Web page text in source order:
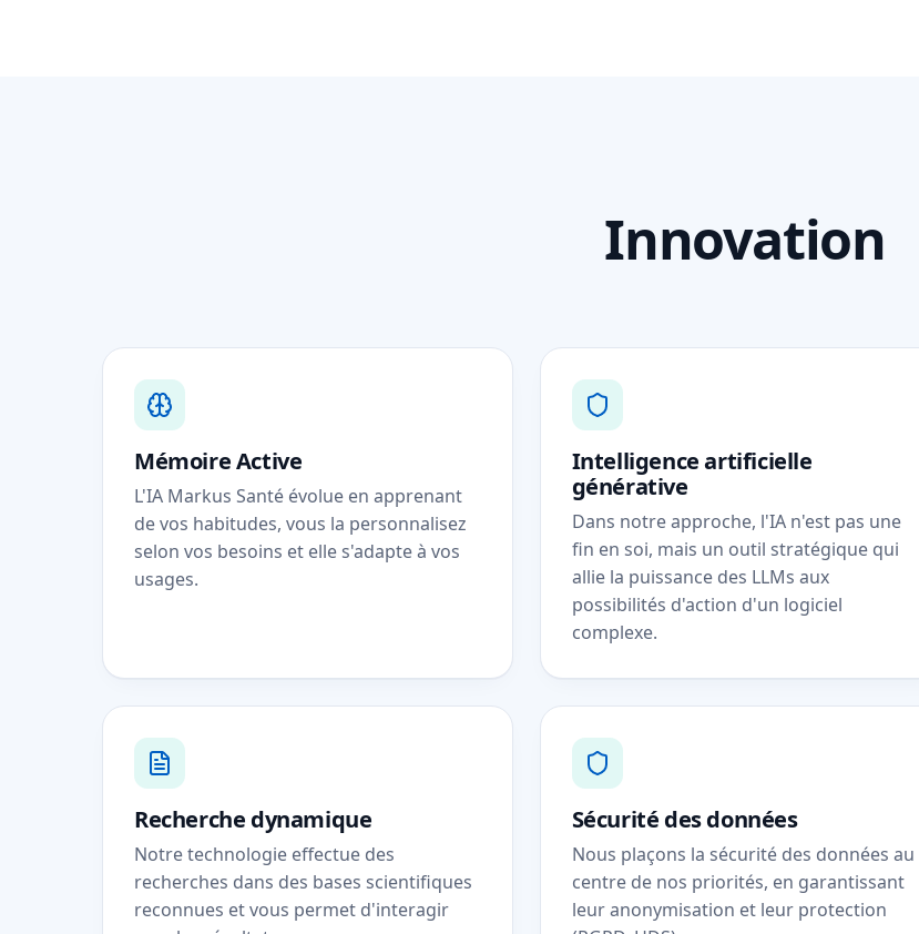
Innovation
Mémoire Active
L'IA Markus Santé évolue en apprenant
de vos habitudes, vous la personnalisez
selon vos besoins et elle s'adapte à vos
usages.
Intelligence artificielle
générative
Dans notre approche, l'IA n'est pas une
fin en soi, mais un outil stratégique qui
allie la puissance des LLMs aux
possibilités d'action d'un logiciel
complexe.
Recherche dynamique
Notre technologie effectue des
recherches dans des bases scientifiques
reconnues et vous permet d'interagir
Sécurité des données
Nous plaçons la sécurité des données au
centre de nos priorités, en garantissant
leur anonymisation et leur protection